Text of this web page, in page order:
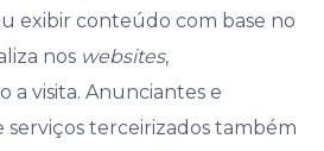
exibir conteúdo com base no
nos websites,
a visita. Anunciantes e
serviços terceirizados também